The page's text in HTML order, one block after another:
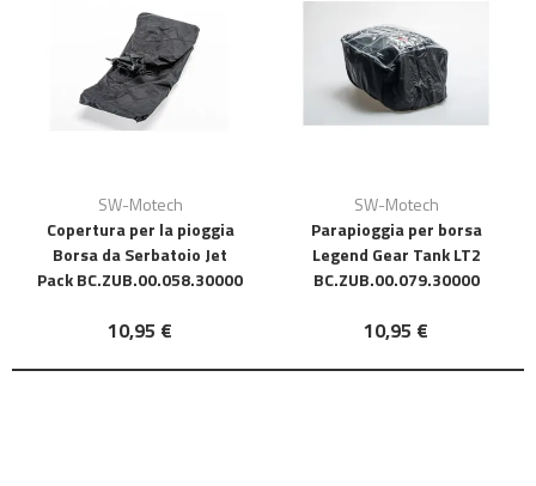
SW-Motech
Copertura per la pioggia
Borsa da Serbatoio Jet
Pack BC.ZUB.00.058.30000
10,95 €
SW-Motech
Parapioggia per borsa
Legend Gear Tank LT2
BC.ZUB.00.079.30000
10,95 €